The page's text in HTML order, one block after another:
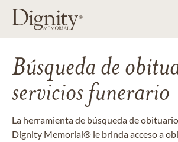
Búsqueda de
servicios funerario
La herramienta de búsqueda de
Dignity Memorial® le brinda acceso a